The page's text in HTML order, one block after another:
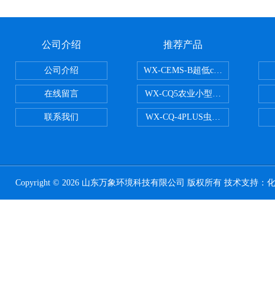
公司介绍
公司介绍
在线留言
联系我们
推荐产品
WX-CEMS-B超低cems烟气监测系
WX-CQ5农业小型气象站
WX-CQ-4PLUS虫情测报灯
Copyright © 2026 山东万象环境科技有限公司 版权所有 技术支持：